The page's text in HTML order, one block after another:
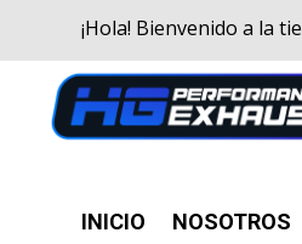
¡Hola! Bienvenido a la
INICIO NOSOTROS